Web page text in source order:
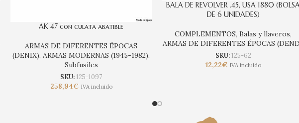
AK 47 con culata abatible
ARMAS DE DIFERENTES ÉPOCAS
(DENIX),ARMAS MODERNAS (1945-1982),
Subfusiles
SKU:125-1097
258,94€ IVA incluido
BALA DE REVOLVER .45, USA 1880
DE 6 UNIDADES)
COMPLEMENTOS,Balas y llaveros,
ARMAS DE DIFERENTES ÉPOCAS
SKU:125-62
12,22€ IVA incluido